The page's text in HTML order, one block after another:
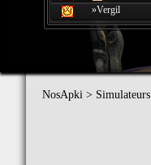
»Vergil
NosApki > Simulateurs